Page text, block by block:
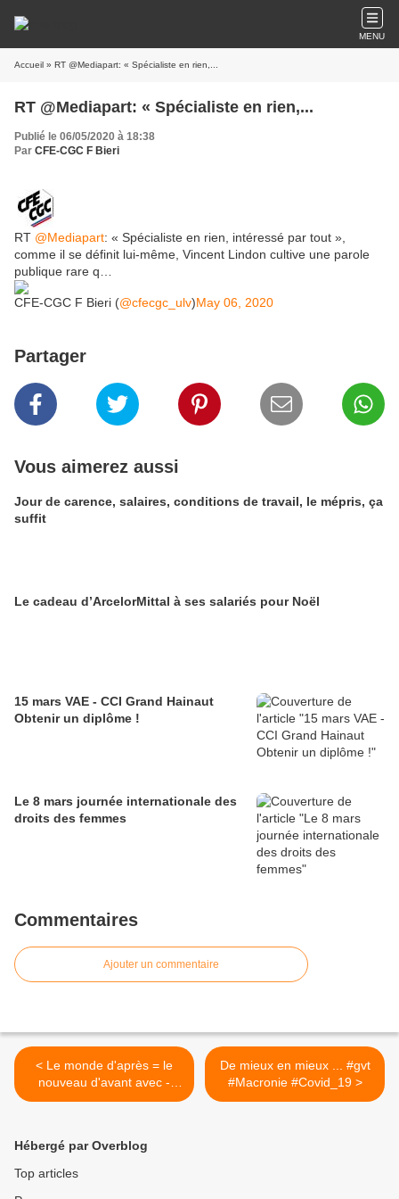
MENU
Accueil » RT @Mediapart: « Spécialiste en rien,...
RT @Mediapart: « Spécialiste en rien,...
Publié le 06/05/2020 à 18:38
Par CFE-CGC F Bieri
RT @Mediapart: « Spécialiste en rien, intéressé par tout »,
comme il se définit lui-même, Vincent Lindon cultive une parole
publique rare q…
CFE-CGC F Bieri (@cfecgc_ulv)May 06, 2020
Partager
Vous aimerez aussi
Jour de carence, salaires, conditions de travail, le mépris, ça
suffit
Le cadeau d’ArcelorMittal à ses salariés pour Noël
15 mars VAE - CCI Grand Hainaut
Obtenir un diplôme !
Le 8 mars journée internationale des
droits des femmes
Commentaires
Ajouter un commentaire
< Le monde d'après = le
nouveau d'avant avec -
pour...
De mieux en mieux ... #gvt
#Macronie #Covid_19 >
Hébergé par Overblog
Top articles